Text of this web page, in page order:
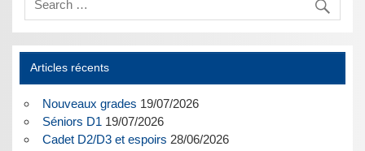
Articles récents
Nouveaux grades 19/07/2026
Séniors D1 19/07/2026
Cadet D2/D3 et espoirs 28/06/2026